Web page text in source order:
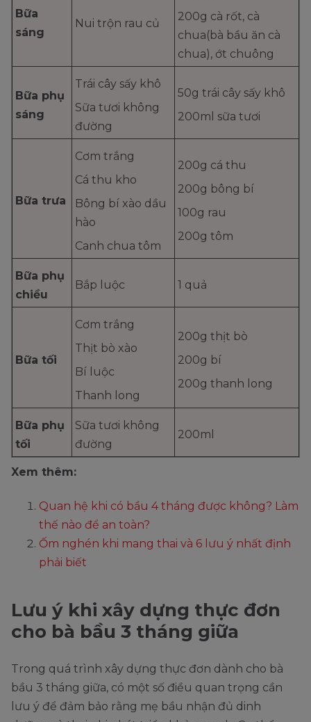
Bữa
sáng
Nui trộn rau củ
200g cà rốt, cà
chua(bà bầu ăn cà
chua), ớt chuông
Bữa phụ
sáng
Trái cây sấy khô
Sữa tươi không
đường
50g trái cây sấy khô
200ml sữa tươi
Bữa trưa
Cơm trắng
Cá thu kho
Bông bí xào dầu
hào
Canh chua tôm
200g cá thu
200g bông bí
100g rau
200g tôm
Bữa phụ
chiều
Bắp luộc 1 quả
Bữa tối
Cơm trắng
Thịt bò xào
Bí luộc
Thanh long
200g thịt bò
200g bí
200g thanh long
Bữa phụ
tối
Sữa tươi không
đường
200ml
Xem thêm:
Quan hệ khi có bầu 4 tháng được không? Làm
thế nào để an toàn?
Ốm nghén khi mang thai và 6 lưu ý nhất định
phải biết
Lưu ý khi xây dựng thực đơn
cho bà bầu 3 tháng giữa
Trong quá trình xây dựng thực đơn dành cho bà
bầu 3 tháng giữa, có một số điều quan trọng cần
lưu ý để đảm bảo rằng mẹ bầu nhận đủ dinh